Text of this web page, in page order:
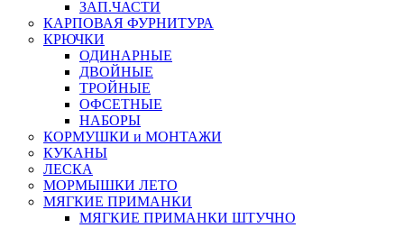
ЗАП.ЧАСТИ
КАРПОВАЯ ФУРНИТУРА
КРЮЧКИ
ОДИНАРНЫЕ
ДВОЙНЫЕ
ТРОЙНЫЕ
ОФСЕТНЫЕ
НАБОРЫ
КОРМУШКИ и МОНТАЖИ
КУКАНЫ
ЛЕСКА
МОРМЫШКИ ЛЕТО
МЯГКИЕ ПРИМАНКИ
МЯГКИЕ ПРИМАНКИ ШТУЧНО